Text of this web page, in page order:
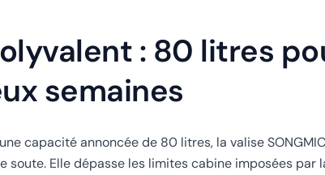
: 80 litres
semaines
capacité annoncée de 80 litres, la valise
soute. Elle dépasse les limites cabine imposées